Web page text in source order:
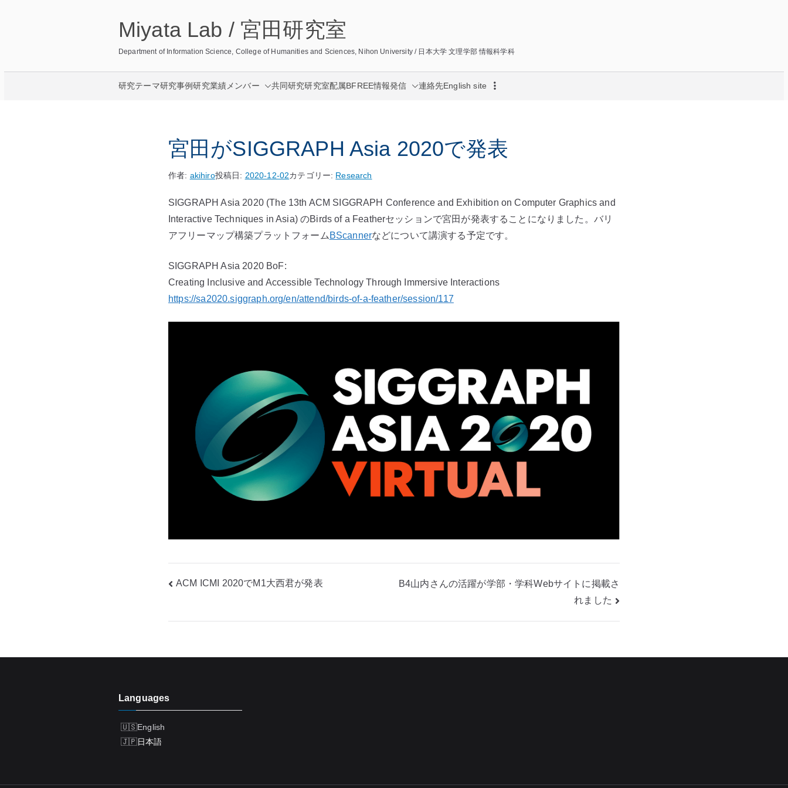
キ
Miyata Lab / 宮田研究室
Department of Information Science, College of Humanities and Sciences, Nihon University / 日本大学 文理学部 情報科学科
研究テーマ研究事例研究業績メンバー 共同研究研究室配属 BFREE情報発信 連絡先English site
宮田がSIGGRAPH Asia 2020で発表
作者: akihiro投稿日: 2020-12-02カテゴリー: Research
SIGGRAPH Asia 2020 (The 13th ACM SIGGRAPH Conference and Exhibition on Computer Graphics and
Interactive Techniques in Asia) のBirds of a Featherセッションで宮田が発表することになりました。バリ
アフリーマップ構築プラットフォーム BScannerなどについて講演する予定です。
SIGGRAPH Asia 2020 BoF:
Creating Inclusive and Accessible Technology Through Immersive Interactions
https://sa2020.siggraph.org/en/attend/birds-of-a-feather/session/117
投
ビ
ー
ACM ICMI 2020でM1大西君が発表
B4山内さんの活躍が学部・学科Webサイトに掲載さ
れました
Languages
English
日本語